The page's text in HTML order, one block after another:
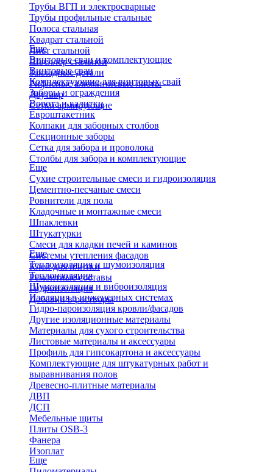
Трубы ВГП и электросварные
Трубы профильные стальные
Полоса стальная
Квадрат стальной
Лист стальной
Швеллер стальной
Закладные детали
Рифленые алюминиевые листы
Двутавр
Сетки армирующие
Еще
Винтовые сваи и комплектующие
Винтовые сваи
Комплектующие для винтовых свай
Заборы и ограждения
Ворота и калитки
Евроштакетник
Колпаки для заборных столбов
Секционные заборы
Сетка для забора и проволока
Столбы для забора и комплектующие
Еще
Сухие строительные смеси и гидроизоляция
Цементно-песчаные смеси
Ровнители для пола
Кладочные и монтажные смеси
Шпаклевки
Штукатурки
Смеси для кладки печей и каминов
Системы утепления фасадов
Клей для плитки
Ремонтные составы
Гидроизоляция
Добавки в растворы
Еще
Теплоизоляция и шумоизоляция
Теплоизоляция
Шумоизоляция и виброизоляция
Изоляция в инженерных системах
Гидро-пароизоляция кровли/фасадов
Другие изоляционные материалы
Материалы для сухого строительства
Листовые материалы и аксессуары
Профиль для гипсокартона и аксессуары
Комплектующие для штукатурных работ и
выравнивания полов
Древесно-плитные материалы
ДВП
ДСП
Мебельные щиты
Плиты OSB-3
Фанера
Изоплат
Еще